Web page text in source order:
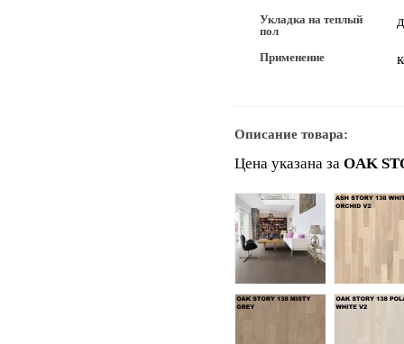
Укладка на теплый
пол
Применение
Описание товара:
Цена указана за OAK